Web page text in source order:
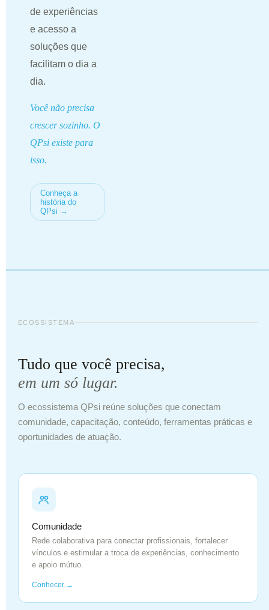
de experiências
e acesso a
soluções que
facilitam o dia a
dia.
Você não precisa
crescer sozinho. O
QPsi existe para
isso.
Conheça a
história do
QPsi →
ECOSSISTEMA
Tudo que você precisa,
em um só lugar.
O ecossistema QPsi reúne soluções que conectam
comunidade, capacitação, conteúdo, ferramentas práticas e
oportunidades de atuação.
Comunidade
Rede colaborativa para conectar profissionais, fortalecer
vínculos e estimular a troca de experiências, conhecimento
e apoio mútuo.
Conhecer →